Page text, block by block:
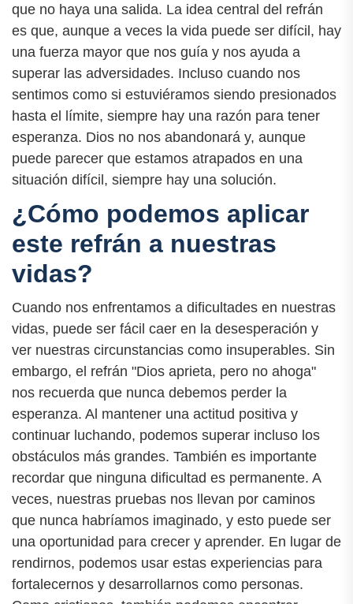
que no haya una salida. La idea central del refrán
es que, aunque a veces la vida puede ser difícil, hay
una fuerza mayor que nos guía y nos ayuda a
superar las adversidades. Incluso cuando nos
sentimos como si estuviéramos siendo presionados
hasta el límite, siempre hay una razón para tener
esperanza. Dios no nos abandonará y, aunque
puede parecer que estamos atrapados en una
situación difícil, siempre hay una solución.
¿Cómo podemos aplicar
este refrán a nuestras
vidas?
Cuando nos enfrentamos a dificultades en nuestras
vidas, puede ser fácil caer en la desesperación y
ver nuestras circunstancias como insuperables. Sin
embargo, el refrán "Dios aprieta, pero no ahoga"
nos recuerda que nunca debemos perder la
esperanza. Al mantener una actitud positiva y
continuar luchando, podemos superar incluso los
obstáculos más grandes. También es importante
recordar que ninguna dificultad es permanente. A
veces, nuestras pruebas nos llevan por caminos
que nunca habríamos imaginado, y esto puede ser
una oportunidad para crecer y aprender. En lugar de
rendirnos, podemos usar estas experiencias para
fortalecernos y desarrollarnos como personas.